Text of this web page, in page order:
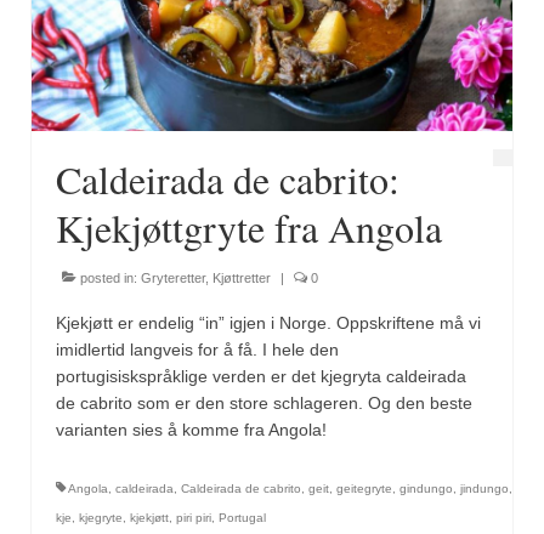
Fugl
Gryteretter
Snacks
Supper
Olivenolje, oppskrifter
Krydder, oppskrifter
Bouquet garni
Caldeirada de cabrito:
Kjekjøttgryte fra Angola
posted in: Gryteretter, Kjøttretter | 0
Kjekjøtt er endelig “in” igjen i Norge. Oppskriftene må vi
imidlertid langveis for å få. I hele den
portugisiskspråklige verden er det kjegryta caldeirada
de cabrito som er den store schlageren. Og den beste
varianten sies å komme fra Angola!
Angola caldeirada Caldeirada de cabrito geit geitegryte gindungo jindungo
kje kjegryte kjekjøtt piri piri Portugal